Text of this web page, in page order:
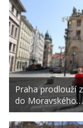
Praha prodlouží
do Moravského…